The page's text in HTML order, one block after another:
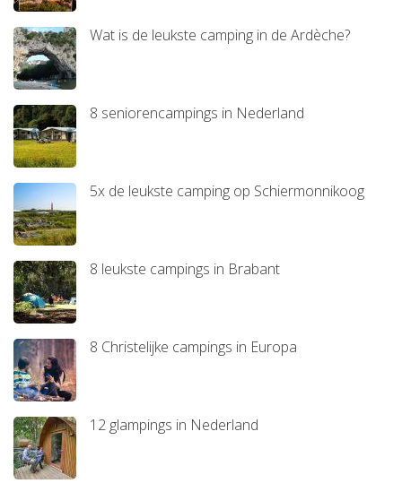
Wat is de leukste camping in de Ardèche?
8 seniorencampings in Nederland
5x de leukste camping op Schiermonnikoog
8 leukste campings in Brabant
8 Christelijke campings in Europa
12 glampings in Nederland